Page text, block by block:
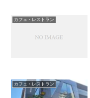
カフェ・レストラン
カフェ・レストラン